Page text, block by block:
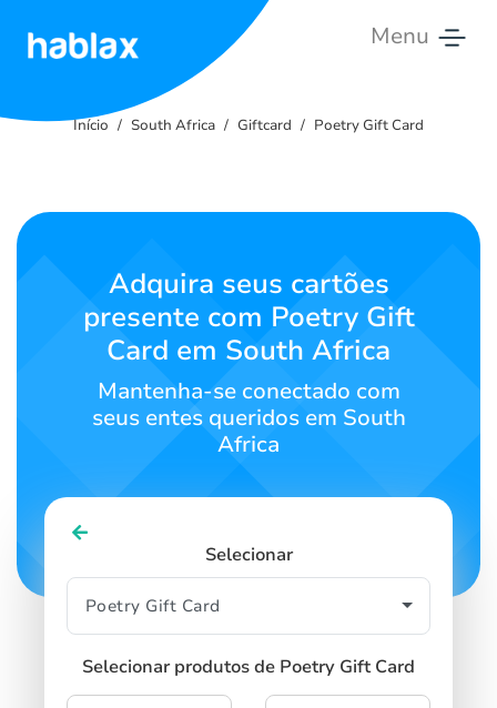
Menu
Tarifas
Contacte-
Português
Início South Africa Giftcard Poetry Gift Card
Adquira seus cartões
presente com Poetry Gift
Card em South Africa
Mantenha-se conectado com
seus entes queridos em South
Africa
Selecionar
Selecionar produtos de Poetry Gift Card